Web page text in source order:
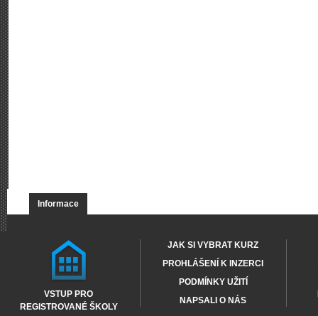
Informace
VSTUP PRO
REGISTROVANÉ ŠKOLY
JAK SI VYBRAT KURZ
PROHLÁŠENÍ K INZERCI
PODMÍNKY UŽITÍ
NAPSALI O NÁS